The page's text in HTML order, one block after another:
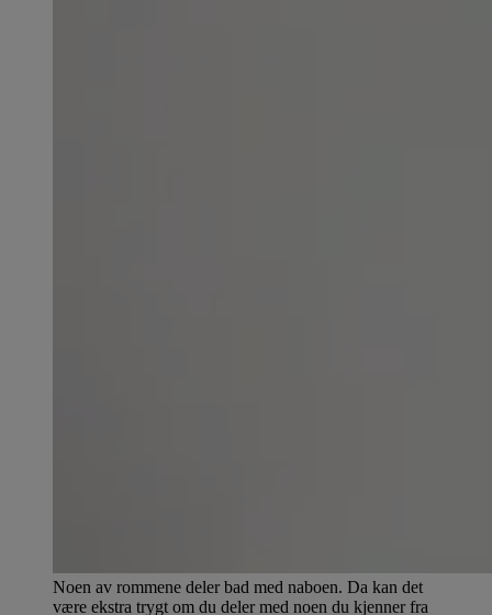
Noen av rommene deler bad med naboen. Da kan det
være ekstra trygt om du deler med noen du kjenner fra